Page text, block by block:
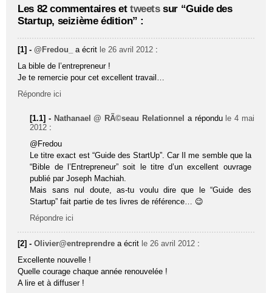
Les 82 commentaires et tweetssur “Guide des
Startup, seizième édition” :
[1] -@Fredou_ a écrit le 26 avril 2012 :
La bible de l’entrepreneur !
Je te remercie pour cet excellent travail…
Répondre ici
[1.1] - Nathanael @ RÃ©seau Relationnel a répondu le 4 mai
2012 :
@Fredou
Le titre exact est “Guide des StartUp”. Car Il me semble que la
“Bible de l’Entrepreneur” soit le titre d’un excellent ouvrage
publié par Joseph Machiah.
Mais sans nul doute, as-tu voulu dire que le “Guide des
Startup” fait partie de tes livres de référence… 😉
Répondre ici
[2] -Olivier@entreprendre a écrit le 26 avril 2012 :
Excellente nouvelle !
Quelle courage chaque année renouvelée !
A lire et à diffuser !